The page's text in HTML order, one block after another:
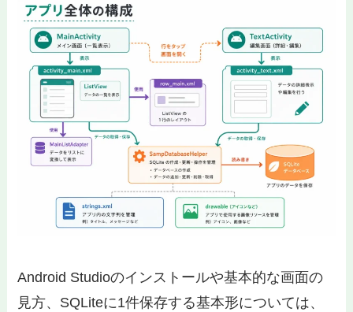
Android Studioのインストールや基本的な画面の
見方、SQLiteに1件保存する基本形については、